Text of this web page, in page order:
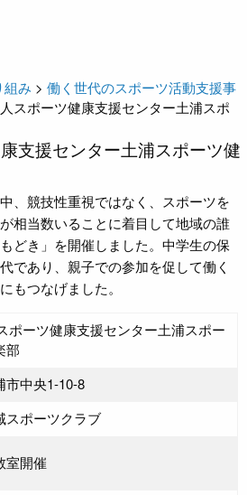
組み >働く世代のスポーツ活動支援事
スポーツ健康支援センター土浦スポ
支援センター土浦スポーツ健
、競技性重視ではなく、スポーツを
相当数いることに着目して地域の誰
どき」を開催しました。中学生の保
であり、親子での参加を促して働く
もつなげました。
ポーツ健康支援センター土浦スポー
部
市中央1-10-8
スポーツクラブ
室開催